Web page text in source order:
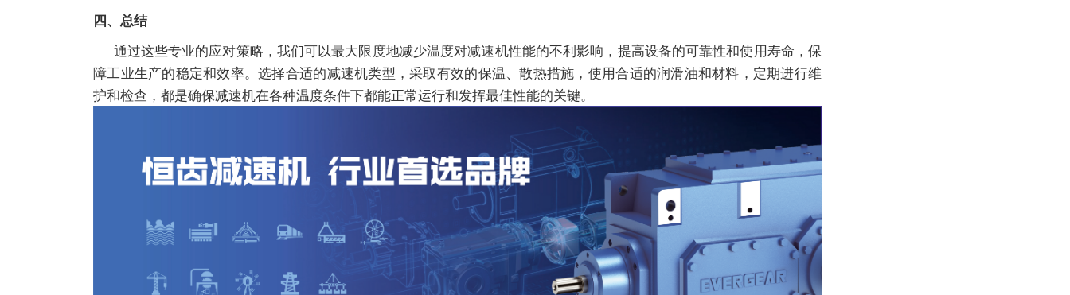
四、总结
通过这些专业的应对策略，我们可以最大限度地减少温度对减速机性能的不利影响，提高设备的可靠性和使用寿命，保
障工业生产的稳定和效率。选择合适的减速机类型，采取有效的保温、散热措施，使用合适的润滑油和材料，定期进行维
护和检查，都是确保减速机在各种温度条件下都能正常运行和发挥最佳性能的关键。